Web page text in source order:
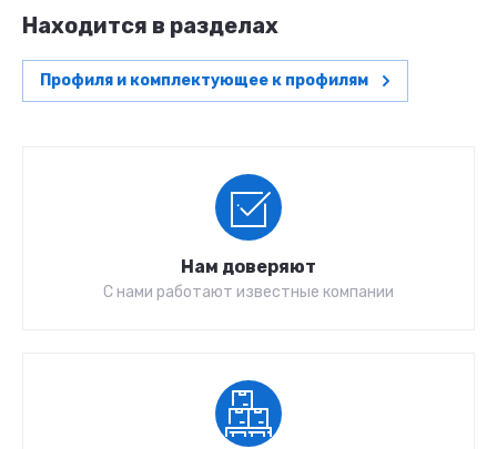
Находится в разделах
Профиля и комплектующее к профилям
Нам доверяют
С нами работают известные компании